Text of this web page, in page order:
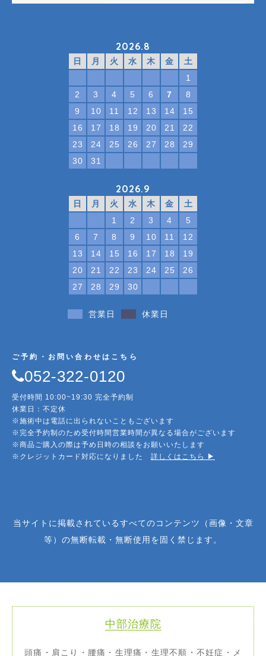
2026.8
日 月 火 水 木 金
土
1
2
3 4 5 6 7
8
9
10 11 12 13 14
15
16
17 18 19 20 21
22
23
24 25 26 27 28
29
30
31
2026.9
日 月 火 水 木 金
土
1
2 3 4
5
6
7 8 9 10 11
12
13
14 15 16 17 18
19
20
21 22 23 24 25
26
27
28 29 30
営業日 休業日
ご予約・お問い合わせはこちら
052-322-0120
受付時間 10:00~19:30 完全予約制
休業日：不定休
※施術中は電話に出られないこともございます
※完全予約制のため受付時間営業時間が異なる場合がございます
※商品ご購入の際は予め日時の相談をお願いいたします
※クレジットカード対応になりました 詳しくはこちら ▶︎
当サイトに掲載されているすべてのコンテンツ（画像・文章
等）の無断転載・無断使用を固く禁じます。
中部治療院
頭痛・肩こり・腰痛・生理痛・生理不順・不妊症・メ